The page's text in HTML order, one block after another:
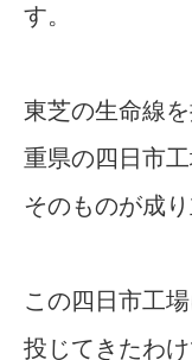
す。
東芝の生命線
重県の四日市
そのものが成り
この四日市工
投じてきたわけ